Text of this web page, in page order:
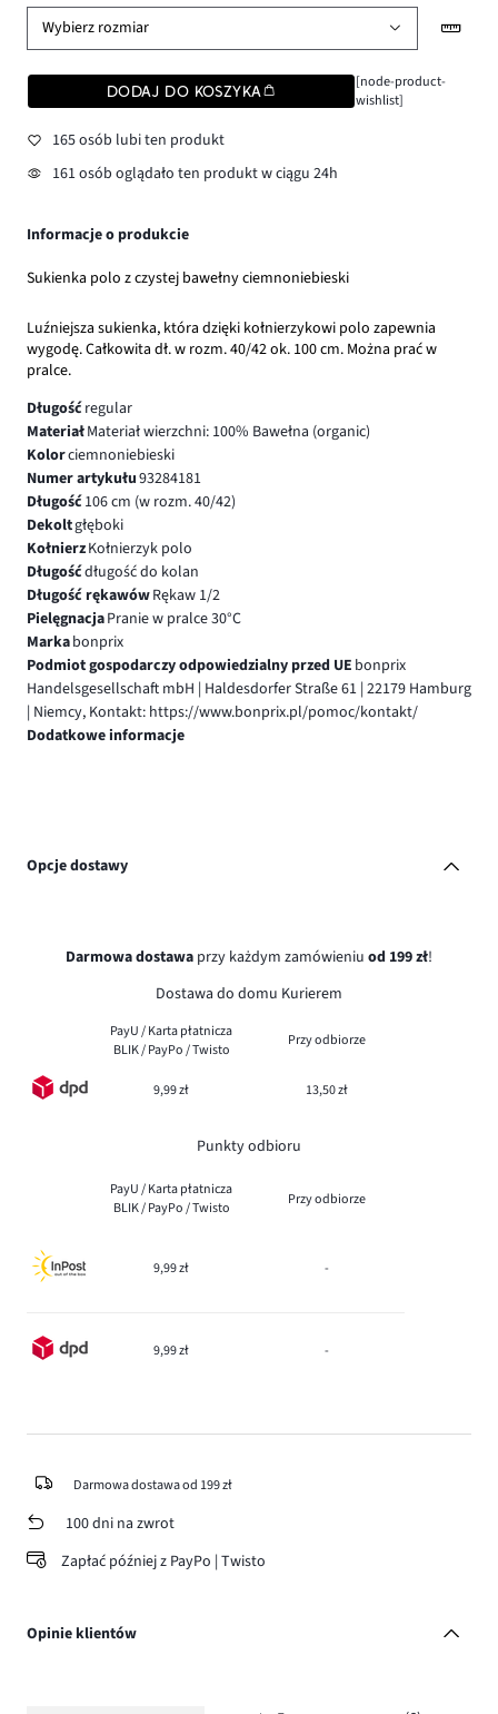
Wybierz rozmiar
DODAJ DO KOSZYKA
[node-product-
wishlist]
165 osób lubi ten produkt
161 osób oglądało ten produkt w ciągu 24h
Informacje o produkcie
Sukienka polo z czystej bawełny ciemnoniebieski
Luźniejsza sukienka, która dzięki kołnierzykowi polo zapewnia
wygodę. Całkowita dł. w rozm. 40/42 ok. 100 cm. Można prać w
pralce.
Długośćregular
MateriałMateriał wierzchni: 100% Bawełna (organic)
Kolorciemnoniebieski
Numer artykułu93284181
Długość106 cm (w rozm. 40/42)
Dekoltgłęboki
KołnierzKołnierzyk polo
Długośćdługość do kolan
Długość rękawówRękaw 1/2
PielęgnacjaPranie w pralce 30°C
Markabonprix
Podmiot gospodarczy odpowiedzialny przed UE bonprix
Handelsgesellschaft mbH | Haldesdorfer Straße 61 | 22179 Hamburg
| Niemcy, Kontakt: https://www.bonprix.pl/pomoc/kontakt/
Dodatkowe informacje
Opcje dostawy
Darmowa dostawa przy każdym zamówieniu od 199 zł!
Dostawa do domu Kurierem
PayU / Karta płatnicza
BLIK / PayPo / Twisto
Przy odbiorze
9,99 zł 13,50 zł
Punkty odbioru
PayU / Karta płatnicza
BLIK / PayPo / Twisto
Przy odbiorze
9,99 zł -
9,99 zł -
Darmowa dostawa od 199 zł
100 dni na zwrot
Zapłać później z PayPo | Twisto
Opinie klientów